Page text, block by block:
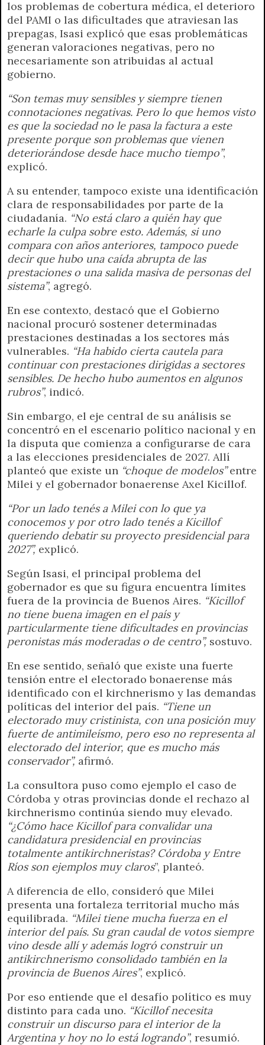
los problemas de cobertura médica, el deterioro
del PAMI o las dificultades que atraviesan las
prepagas, Isasi explicó que esas problemáticas
generan valoraciones negativas, pero no
necesariamente son atribuidas al actual
gobierno.
“Son temas muy sensibles y siempre tienen
connotaciones negativas. Pero lo que hemos visto
es que la sociedad no le pasa la factura a este
presente porque son problemas que vienen
deteriorándose desde hace mucho tiempo”,
explicó.
A su entender, tampoco existe una identificación
clara de responsabilidades por parte de la
ciudadanía. “No está claro a quién hay que
echarle la culpa sobre esto. Además, si uno
compara con años anteriores, tampoco puede
decir que hubo una caída abrupta de las
prestaciones o una salida masiva de personas del
sistema”, agregó.
En ese contexto, destacó que el Gobierno
nacional procuró sostener determinadas
prestaciones destinadas a los sectores más
vulnerables. “Ha habido cierta cautela para
continuar con prestaciones dirigidas a sectores
sensibles. De hecho hubo aumentos en algunos
rubros”, indicó.
Sin embargo, el eje central de su análisis se
concentró en el escenario político nacional y en
la disputa que comienza a configurarse de cara
a las elecciones presidenciales de 2027. Allí
planteó que existe un “choque de modelos”entre
Milei y el gobernador bonaerense Axel Kicillof.
“Por un lado tenés a Milei con lo que ya
conocemos y por otro lado tenés a Kicillof
queriendo debatir su proyecto presidencial para
2027”, explicó.
Según Isasi, el principal problema del
gobernador es que su figura encuentra límites
fuera de la provincia de Buenos Aires. “Kicillof
no tiene buena imagen en el país y
particularmente tiene dificultades en provincias
peronistas más moderadas o de centro”, sostuvo.
En ese sentido, señaló que existe una fuerte
tensión entre el electorado bonaerense más
identificado con el kirchnerismo y las demandas
políticas del interior del país. “Tiene un
electorado muy cristinista, con una posición muy
fuerte de antimileísmo, pero eso no representa al
electorado del interior, que es mucho más
conservador”, afirmó.
La consultora puso como ejemplo el caso de
Córdoba y otras provincias donde el rechazo al
kirchnerismo continúa siendo muy elevado.
“¿Cómo hace Kicillof para convalidar una
candidatura presidencial en provincias
totalmente antikirchneristas? Córdoba y Entre
Ríos son ejemplos muy claros”, planteó.
A diferencia de ello, consideró que Milei
presenta una fortaleza territorial mucho más
equilibrada. “Milei tiene mucha fuerza en el
interior del país. Su gran caudal de votos siempre
vino desde allí y además logró construir un
antikirchnerismo consolidado también en la
provincia de Buenos Aires”, explicó.
Por eso entiende que el desafío político es muy
distinto para cada uno. “Kicillof necesita
construir un discurso para el interior de la
Argentina y hoy no lo está logrando”, resumió.